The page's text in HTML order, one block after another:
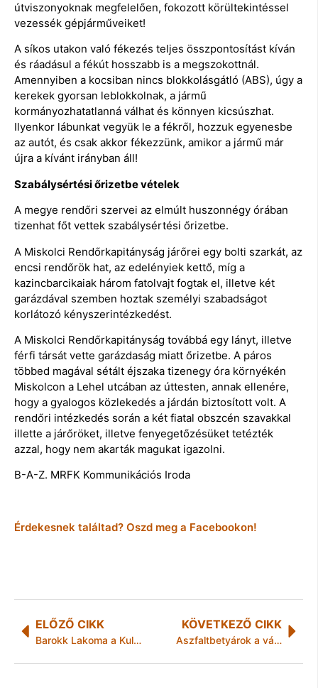
útviszonyoknak megfelelően, fokozott körültekintéssel
vezessék gépjárműveiket!
A síkos utakon való fékezés teljes összpontosítást kíván
és ráadásul a fékút hosszabb is a megszokottnál.
Amennyiben a kocsiban nincs blokkolásgátló (ABS), úgy a
kerekek gyorsan leblokkolnak, a jármű
kormányozhatatlanná válhat és könnyen kicsúszhat.
Ilyenkor lábunkat vegyük le a fékről, hozzuk egyenesbe
az autót, és csak akkor fékezzünk, amikor a jármű már
újra a kívánt irányban áll!
Szabálysértési őrizetbe vételek
A megye rendőri szervei az elmúlt huszonnégy órában
tizenhat főt vettek szabálysértési őrizetbe.
A Miskolci Rendőrkapitányság járőrei egy bolti szarkát, az
encsi rendőrök hat, az edelényiek kettő, míg a
kazincbarcikaiak három fatolvajt fogtak el, illetve két
garázdával szemben hoztak személyi szabadságot
korlátozó kényszerintézkedést.
A Miskolci Rendőrkapitányság továbbá egy lányt, illetve
férfi társát vette garázdaság miatt őrizetbe. A páros
többed magával sétált éjszaka tizenegy óra környékén
Miskolcon a Lehel utcában az úttesten, annak ellenére,
hogy a gyalogos közlekedés a járdán biztosított volt. A
rendőri intézkedés során a két fiatal obszcén szavakkal
illette a járőröket, illetve fenyegetőzésüket tetézték
azzal, hogy nem akarták magukat igazolni.
B-A-Z. MRFK Kommunikációs Iroda
Érdekesnek találtad? Oszd meg a Facebookon!
ELŐZŐ CIKK
Barokk Lakoma a KulturSzettben
KÖVETKEZŐ CIKK
Aszfaltbetyárok a városvezetésben